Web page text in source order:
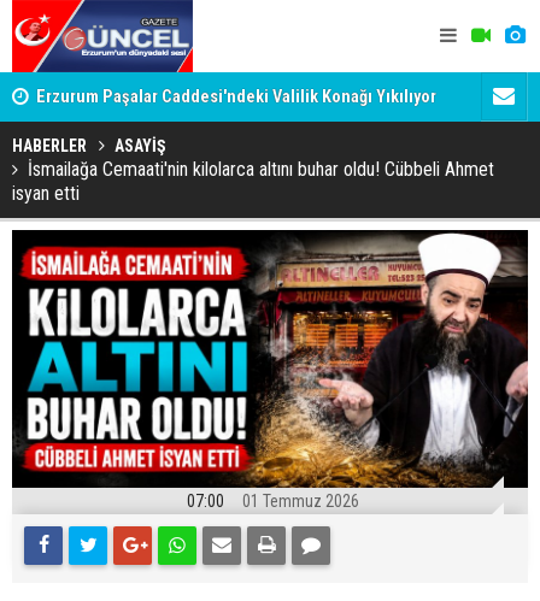
Erzurum Paşalar Caddesi'ndeki Valilik Konağı Yıkılıyor
mu?
HABERLER ASAYİŞ
İsmailağa Cemaati'nin kilolarca altını buhar oldu! Cübbeli Ahmet
isyan etti
07:00 01 Temmuz 2026